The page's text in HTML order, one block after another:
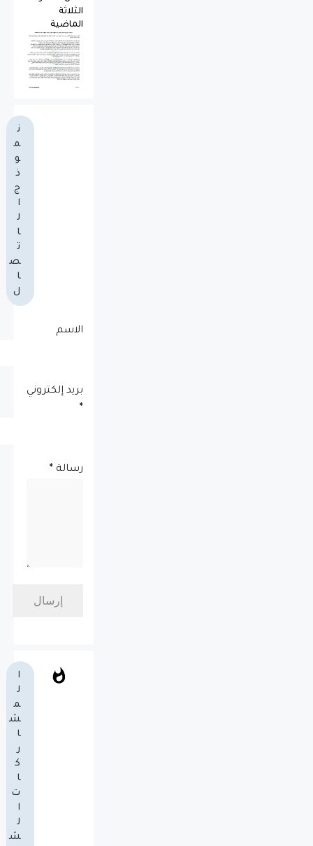
الثلاثة
الماضية
ن
م
و
ذ
ج
ا
ل
ا
ت
ص
ا
ل
الاسم
بريد إلكتروني
*
رسالة *
ا
ل
م
ش
ا
ر
ك
ا
ت
ا
ل
ش